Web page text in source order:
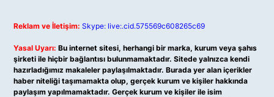
Reklam ve İletişim: Skype: live:.cid.575569c608265c69
Yasal Uyarı: Bu internet sitesi, herhangi bir marka, kurum veya şahıs
şirketi ile hiçbir bağlantısı bulunmamaktadır. Sitede yalnızca kendi
hazırladığımız makaleler paylaşılmaktadır. Burada yer alan içerikler
haber niteliği taşımamakta olup, gerçek kurum ve kişiler hakkında
paylaşım yapılmamaktadır. Gerçek kurum ve kişiler ile isim